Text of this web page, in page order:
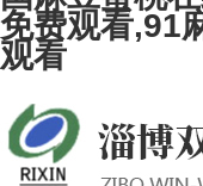
免费观看,91
观看